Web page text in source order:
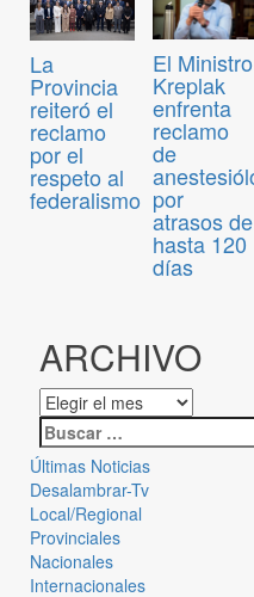
La
Provincia
reiteró el
reclamo
por el
respeto al
federalismo
El Ministro
Kreplak
enfrenta
reclamo
de
por
atrasos de
hasta 120
días
ARCHIVO
Últimas Noticias
Desalambrar-Tv
Local/Regional
Provinciales
Nacionales
Internacionales